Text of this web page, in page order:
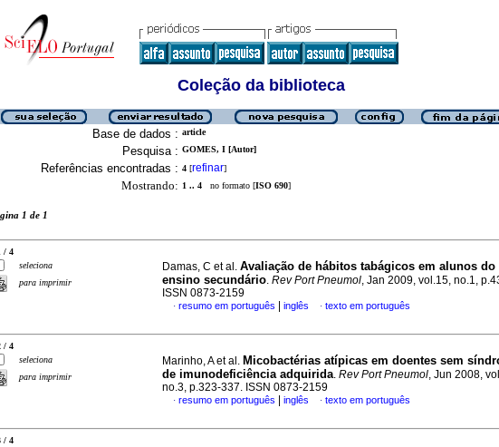
Coleção da biblioteca
Base de dados : article
Pesquisa : GOMES, I [Autor]
Referências encontradas : 4 [refinar]
Mostrando: 1 .. 4 no formato [ISO 690]
1 de 1
/ 4
seleciona
para imprimir
Damas, C et al. Avaliação de hábitos tabágicos em alunos do
ensino secundário. Rev Port Pneumol, Jan 2009, vol.15, no.1,
ISSN 0873-2159
· resumo em português inglês · texto em português
/ 4
seleciona
para imprimir
Marinho, A et al. Micobactérias atípicas em doentes sem
de imunodeficiência adquirida. Rev Port Pneumol, Jun 2008,
no.3, p.323-337. ISSN 0873-2159
· resumo em português inglês · texto em português
/ 4